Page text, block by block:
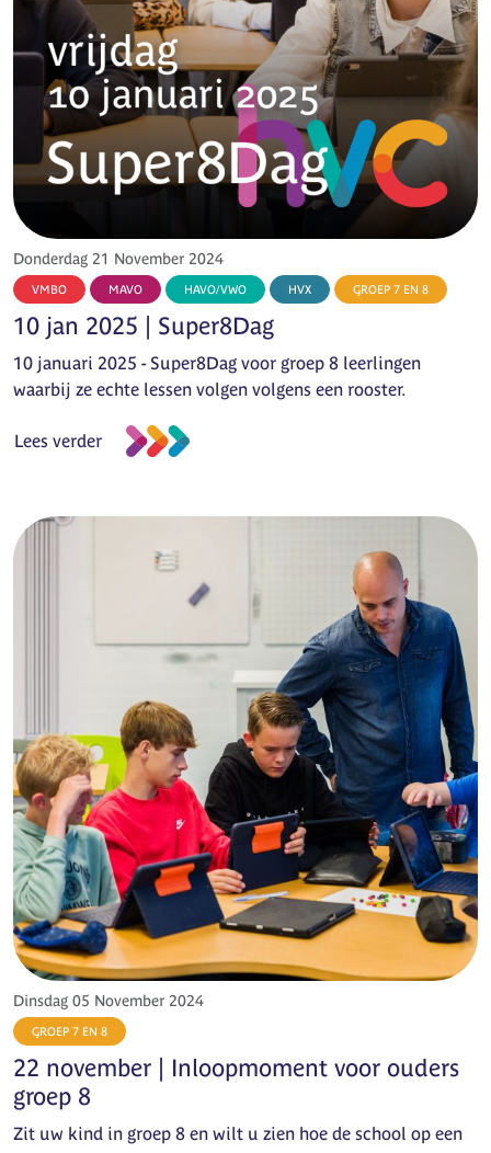
Donderdag 21 November 2024
VMBO MAVO HAVO/VWO HVX GROEP 7 EN 8
10 jan 2025 | Super8Dag
10 januari 2025 - Super8Dag voor groep 8 leerlingen
waarbij ze echte lessen volgen volgens een rooster.
Lees verder
Dinsdag 05 November 2024
GROEP 7 EN 8
22 november | Inloopmoment voor ouders
groep 8
Zit uw kind in groep 8 en wilt u zien hoe de school op een